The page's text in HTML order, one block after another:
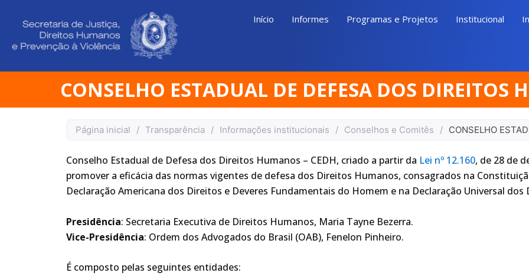
conteúdo
Início Informes Programas e Projetos Institucional
CONSELHO ESTADUAL DE DEFESA DOS DIREITOS
Página inicial / Transparência / Informações institucionais / Conselhos e Comitês / CONSELHO
Conselho Estadual de Defesa dos Direitos Humanos – CEDH, criado a partir da Lei nº 12.160, de 28 de
promover a eficácia das normas vigentes de defesa dos Direitos Humanos, consagrados na
Declaração Americana dos Direitos e Deveres Fundamentais do Homem e na Declaração Universal
Presidência: Secretaria Executiva de Direitos Humanos, Maria Tayne Bezerra.
Vice-Presidência: Ordem dos Advogados do Brasil (OAB), Fenelon Pinheiro.
É composto pelas seguintes entidades: